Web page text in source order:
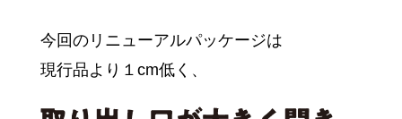
今回のリニューアルパッケージは
現行品より１cm低く、